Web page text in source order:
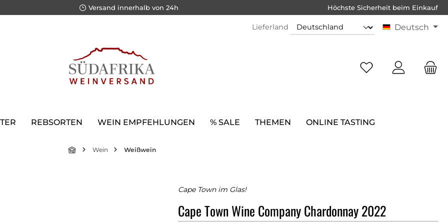
Versand innerhalb von 24h Höchste Sicherheit beim Einkauf
Lieferland Deutsch
REBSORTEN WEIN EMPFEHLUNGEN % SALE THEMEN ONLINE TASTING
Wein Weißwein
Cape Town im Glas!
Cape Town Wine Company Chardonnay 2022